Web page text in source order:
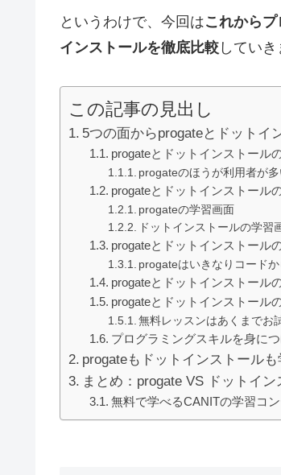
というわけで、今回はこれから
インストールを徹底比較 していき
この記事の見出し
5つの面からprogateとドットイ
progateとドットインストール
progateのほうが利用者が
progateとドットインストール
progateの学習画面
ドットインストールの学習
progateとドットインストール
progateはいきなりコードか
progateとドットインストール
progateとドットインストール
無料レッスンはあくまでお
プログラミングスキルを身に
progateもドットインストールも
まとめ：progate VS ドットイ
無料で学べるCANITの学習コ